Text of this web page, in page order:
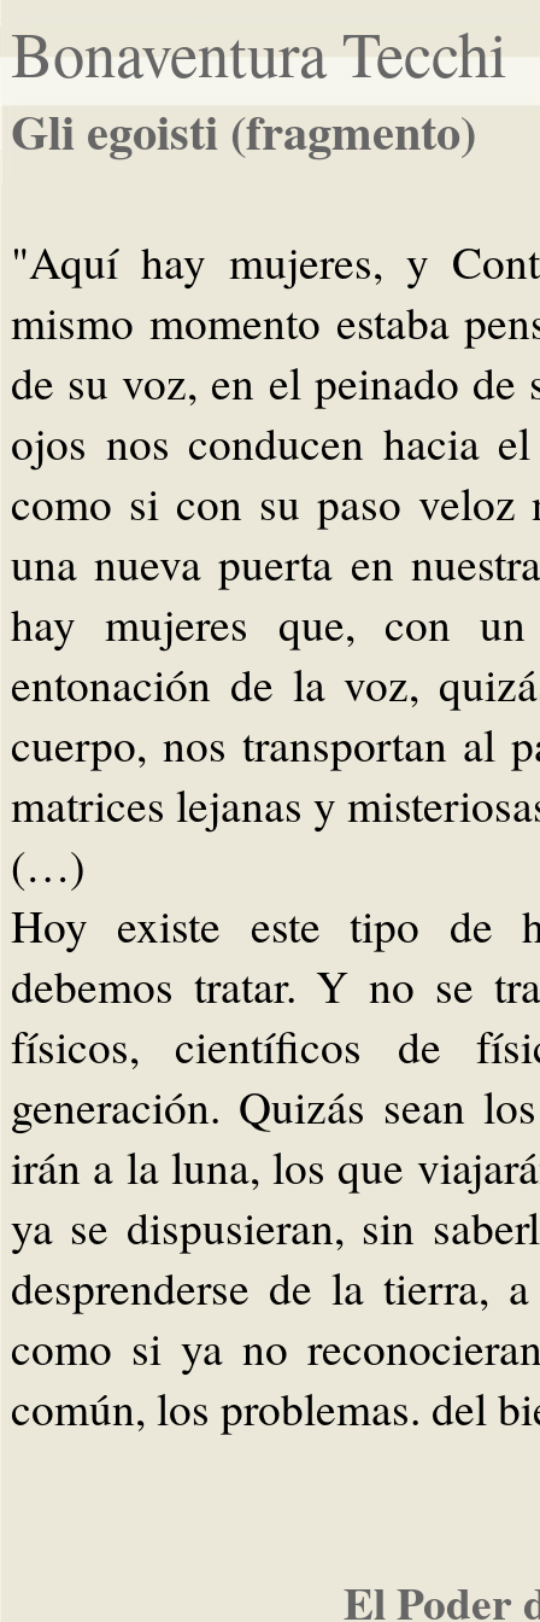
Bonaventura Tecchi
Gli egoisti (fragmento)
"Aquí hay mujeres, y
mismo momento estaba
de su voz, en el peinado de
ojos nos conducen hacia
como si con su paso veloz
una nueva puerta en
hay mujeres que, con
entonación de la voz,
cuerpo, nos transportan al
matrices lejanas y
(…)
Hoy existe este tipo de
debemos tratar. Y no se
físicos, científicos de
generación. Quizás sean
irán a la luna, los que
ya se dispusieran, sin
desprenderse de la tierra,
como si ya no
común, los problemas. del
El Poder